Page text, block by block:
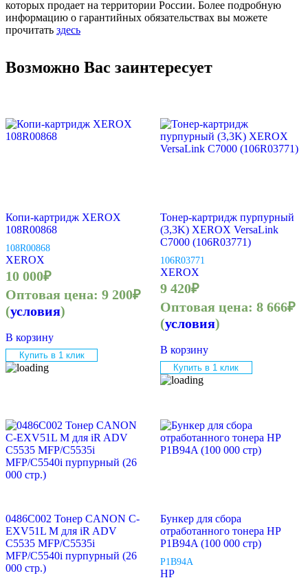
которых продает на территории России. Более подробную
информацию о гарантийных обязательствах вы можете
прочитать здесь
Возможно Вас заинтересует
Копи-картридж XEROX
108R00868
108R00868
XEROX
10 000₽
Оптовая цена: 9 200₽
(условия)
В корзину
Купить в 1 клик
Тонер-картридж пурпурный
(3,3K) XEROX VersaLink
C7000 (106R03771)
106R03771
XEROX
9 420₽
Оптовая цена: 8 666₽
(условия)
В корзину
Купить в 1 клик
0486C002 Тонер CANON C-
EXV51L M для iR ADV
C5535 MFP/C5535i
MFP/C5540i пурпурный (26
000 стр.)
Бункер для сбора
отработанного тонера HP
P1B94A (100 000 стр)
P1B94A
HP